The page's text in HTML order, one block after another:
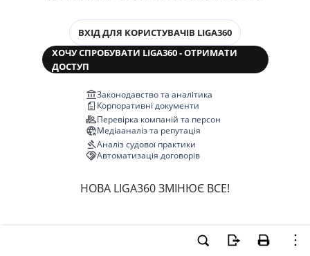
ВХІД ДЛЯ КОРИСТУВАЧІВ LIGA360
ХОЧУ СПРОБУВАТИ LIGA360 - ОТРИМАТИ
ДОСТУП
Законодавство та аналітика
Корпоративні документи
Перевірка компаній та персон
Медіааналіз та репутація
Аналіз судової практики
Автоматизація договорів
НОВА LIGA360 ЗМІНЮЄ ВСЕ!